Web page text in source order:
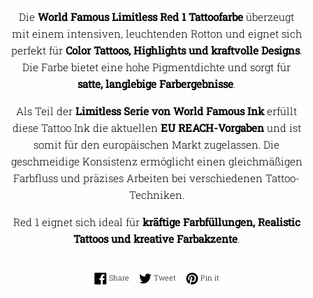
Die World Famous Limitless Red 1 Tattoofarbe überzeugt
mit einem intensiven, leuchtenden Rotton und eignet sich
perfekt für Color Tattoos, Highlights und kraftvolle Designs.
Die Farbe bietet eine hohe Pigmentdichte und sorgt für
satte, langlebige Farbergebnisse.
Als Teil der Limitless Serie von World Famous Inkerfüllt
diese Tattoo Ink die aktuellen EU REACH-Vorgabenund ist
somit für den europäischen Markt zugelassen. Die
geschmeidige Konsistenz ermöglicht einen gleichmäßigen
Farbfluss und präzises Arbeiten bei verschiedenen Tattoo-
Techniken.
Red 1 eignet sich ideal für kräftige Farbfüllungen, Realistic
Tattoos und kreative Farbakzente.
ShareShare on Facebook
TweetTweet on Twitter
Pin itPin on Pinterest